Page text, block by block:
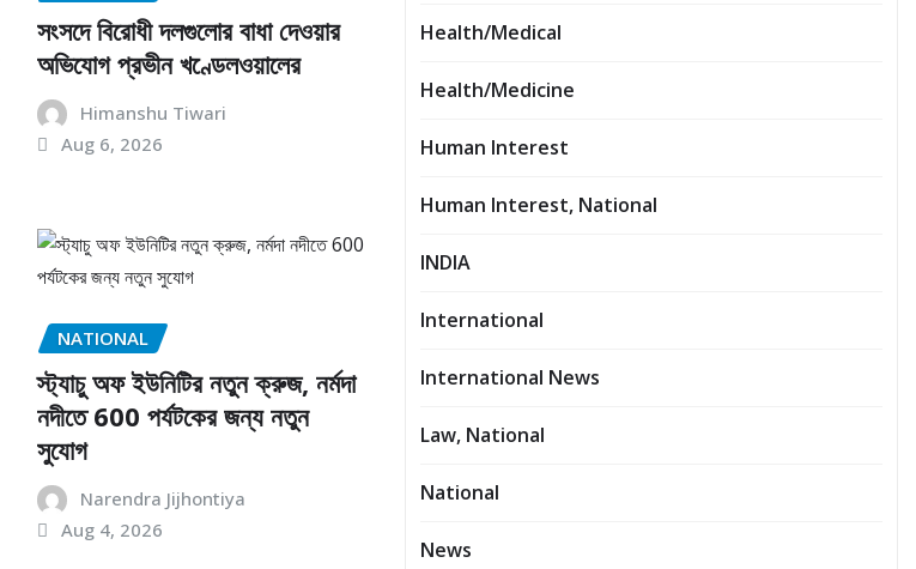
সংসদে বিরোধী দলগুলোর বাধা দেওয়ার
অভিযোগ প্রভীন খণ্ডেলওয়ালের
Himanshu Tiwari
Aug 6, 2026
NATIONAL
স্ট্যাচু অফ ইউনিটির নতুন ক্রুজ, নর্মদা
নদীতে 600 পর্যটকের জন্য নতুন
সুযোগ
Narendra Jijhontiya
Aug 4, 2026
Health/Medical
Health/Medicine
Human Interest
Human Interest, National
INDIA
International
International News
Law, National
National
News